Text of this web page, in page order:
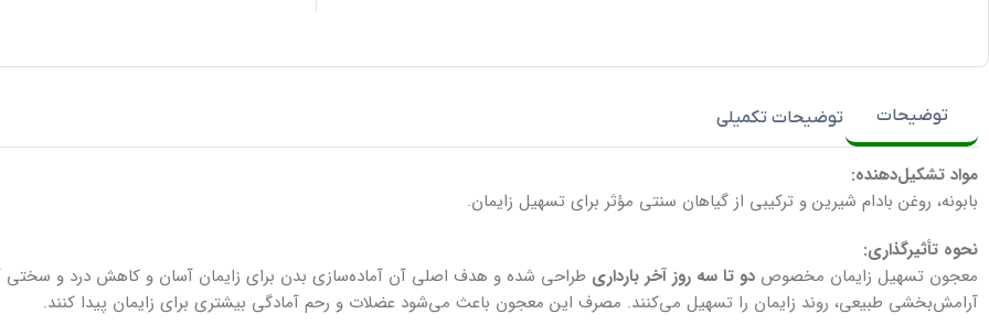
توضیحات توضیحات تکمیلی
مواد تشکیل‌دهنده:
بابونه، روغن بادام شیرین و ترکیبی از گیاهان سنتی مؤثر برای تسهیل زایمان.
نحوه تأثیرگذاری:
معجون تسهیل زایمان مخصوص دو تا سه روز آخر بارداری طراحی شده و هدف اصلی آن آماده‌سازی بدن برای زایمان آسان و کاهش درد و سختی
آرامش‌بخشی طبیعی، روند زایمان را تسهیل می‌کنند. مصرف این معجون باعث می‌شود عضلات و رحم آمادگی بیشتری برای زایمان پیدا کنند.